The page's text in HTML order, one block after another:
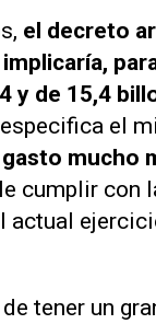
el decreto
y de 15,4
el
mucho
cumplir con
actual
tener un